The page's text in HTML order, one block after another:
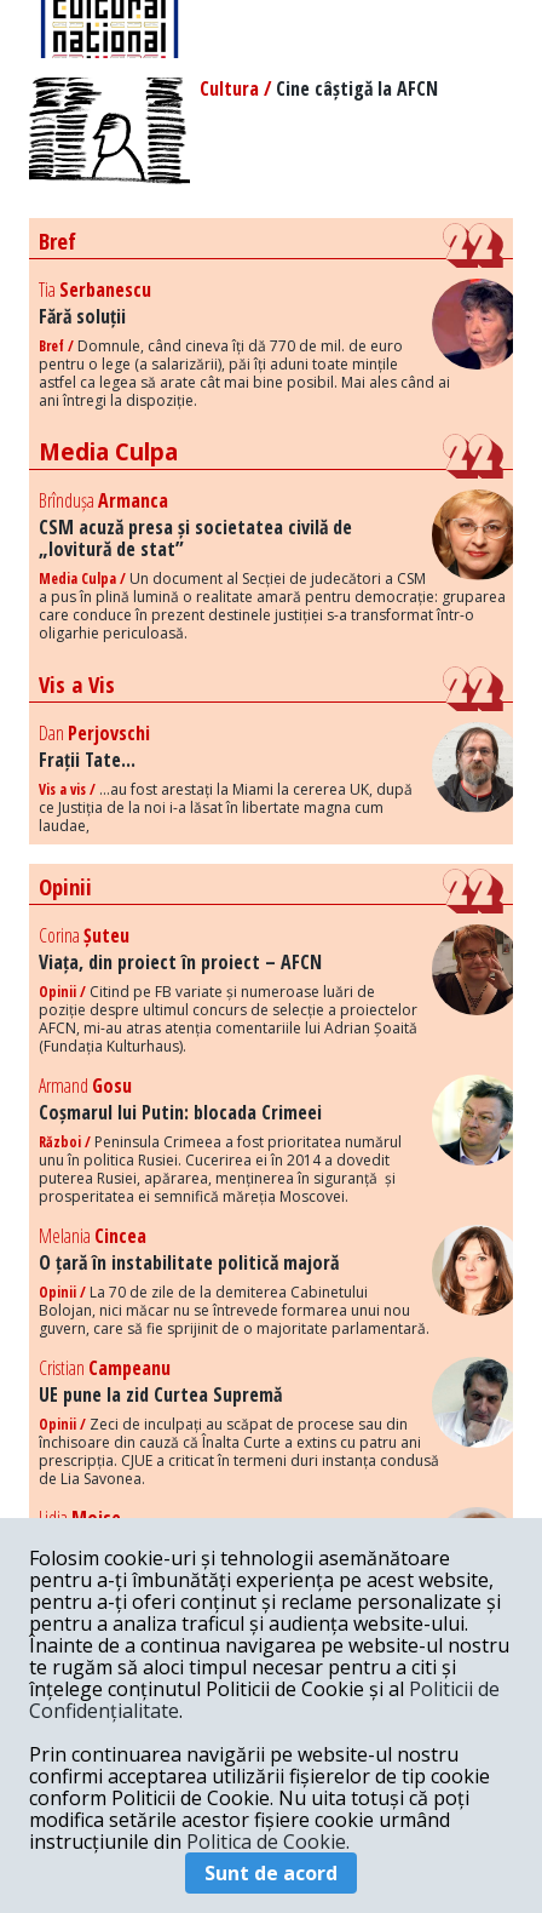
Cultura /Cine câștigă la AFCN
Bref
Tia Serbanescu
Fără soluții
Bref / Domnule, când cineva îți dă 770 de mil. de euro
pentru o lege (a salarizării), păi îți aduni toate mințile
astfel ca legea să arate cât mai bine posibil. Mai ales când ai
ani întregi la dispoziție.
Media Culpa
BrîndușaArmanca
CSM acuză presa și societatea civilă de
„lovitură de stat”
Media Culpa / Un document al Secției de judecători a CSM
a pus în plină lumină o realitate amară pentru democrație: gruparea
care conduce în prezent destinele justiției s-a transformat într-o
oligarhie periculoasă.
Vis a Vis
Dan Perjovschi
Frații Tate...
Vis a vis / ...au fost arestați la Miami la cererea UK, după
ce Justiția de la noi i-a lăsat în libertate magna cum
laudae,
Opinii
CorinaȘuteu
Viața, din proiect în proiect – AFCN
Opinii / Citind pe FB variate și numeroase luări de
poziție despre ultimul concurs de selecție a proiectelor
AFCN, mi-au atras atenția comentariile lui Adrian Șoaită
(Fundația Kulturhaus).
Armand Gosu
Coșmarul lui Putin: blocada Crimeei
Război / Peninsula Crimeea a fost prioritatea numărul
unu în politica Rusiei. Cucerirea ei în 2014 a dovedit
puterea Rusiei, apărarea, menținerea în siguranță și
prosperitatea ei semnifică măreția Moscovei.
Melania Cincea
O țară în instabilitate politică majoră
Opinii / La 70 de zile de la demiterea Cabinetului
Bolojan, nici măcar nu se întrevede formarea unui nou
guvern, care să fie sprijinit de o majoritate parlamentară.
Cristian Campeanu
UE pune la zid Curtea Supremă
Opinii / Zeci de inculpați au scăpat de procese sau din
închisoare din cauză că Înalta Curte a extins cu patru ani
prescripția. CJUE a criticat în termeni duri instanța condusă
de Lia Savonea.
LidiaMoise
Costurile economice ale haosului politic
Opinii / Economia nu poate rezista cu retorica falsă a
susținerii intereselor poporului, care, de fapt, ascunde
obsesia menținerii privilegiilor și a averilor unor caste.
Melania Cincea
Noi puseuri de xenofobie din partea românilor
„neaoși”
Periodic, în spațiul public sunt voci care lansează
mesaje xenofobe la adresa câte unui politician care deranjează un
anumit grup politico-mediatic, într-un anumit moment.
ArmandGosu
Unirea cu Moldova: modele istorice
Unirea cu Moldova depinde de intensitatea
amenințării haosului și anarhiei de dincolo de Nistru.
Folosim cookie-uri și tehnologii asemănătoare
pentru a-ți îmbunătăți experiența pe acest website,
pentru a-ți oferi conținut și reclame personalizate și
pentru a analiza traficul și audiența website-ului.
Înainte de a continua navigarea pe website-ul nostru
te rugăm să aloci timpul necesar pentru a citi și
înțelege conținutul Politicii de Cookie și al Politicii de
Confidențialitate.
Prin continuarea navigării pe website-ul nostru
confirmi acceptarea utilizării fișierelor de tip cookie
conform Politicii de Cookie. Nu uita totuși că poți
modifica setările acestor fișiere cookie urmând
instrucțiunile din Politica de Cookie.
Sunt de acord